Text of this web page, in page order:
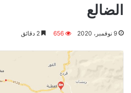
الضالع
9 نوفمبر، 2020 656